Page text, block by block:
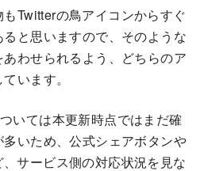
Twitterの鳥アイコンからすぐ
と思いますので、そのような
わせられるよう、どちらのア
います。
いては本更新時点ではまだ確
いため、公式シェアボタンや
サービス側の対応状況を見な